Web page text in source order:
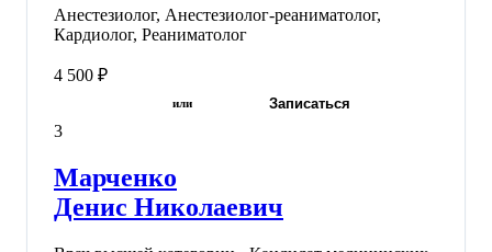
Анестезиолог, Анестезиолог-реаниматолог,
Кардиолог, Реаниматолог
4 500 ₽
или Записаться
3
Марченко
Денис Николаевич